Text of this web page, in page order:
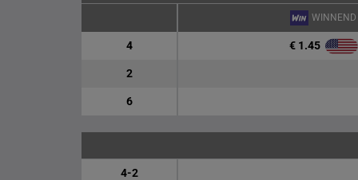
WINNEND
4 € 1.45
2
6
4-2